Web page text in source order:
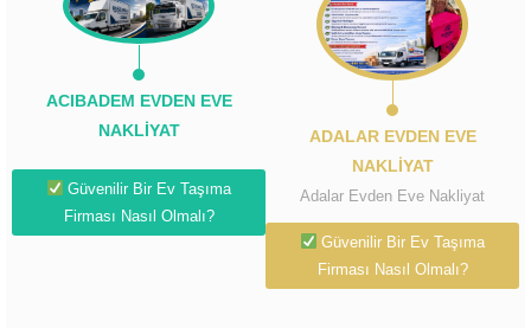
ACIBADEM EVDEN EVE
NAKLIYAT
Güvenilir Bir Ev Taşıma
Firması Nasıl Olmalı?
ADALAR EVDEN EVE
NAKLIYAT
Adalar Evden Eve Nakliyat
Güvenilir Bir Ev Taşıma
Firması Nasıl Olmalı?